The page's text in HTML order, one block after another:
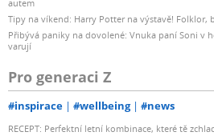
autem
Tipy na víkend: Harry Potter na výstavě! Folklor,
Přibývá paniky na dovolené: Vnuka paní Soni v
varují
Pro generaci Z
#inspirace #wellbeing #news
RECEPT: Perfektní letní kombinace, které tě